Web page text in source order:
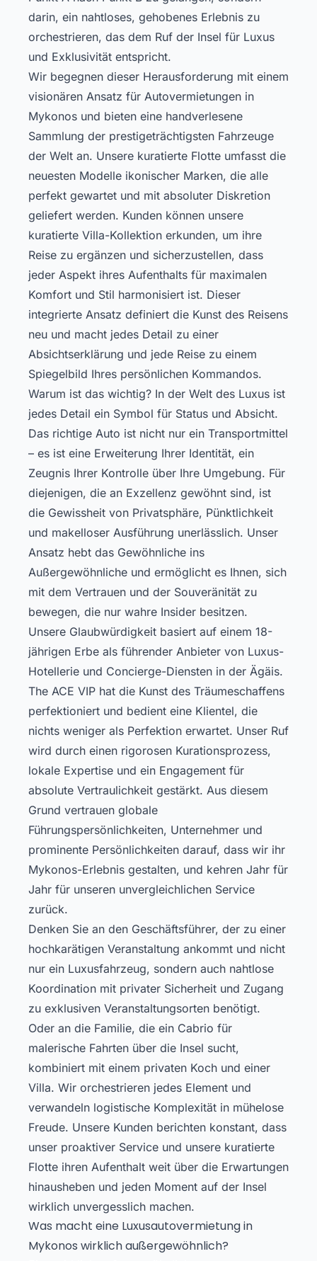
darin, ein nahtloses, gehobenes Erlebnis zu
orchestrieren, das dem Ruf der Insel für Luxus
und Exklusivität entspricht.
Wir begegnen dieser Herausforderung mit einem
visionären Ansatz für Autovermietungen in
Mykonos und bieten eine handverlesene
Sammlung der prestigeträchtigsten Fahrzeuge
der Welt an. Unsere kuratierte Flotte umfasst die
neuesten Modelle ikonischer Marken, die alle
perfekt gewartet und mit absoluter Diskretion
geliefert werden. Kunden können unsere
kuratierte Villa-Kollektion erkunden, um ihre
Reise zu ergänzen und sicherzustellen, dass
jeder Aspekt ihres Aufenthalts für maximalen
Komfort und Stil harmonisiert ist. Dieser
integrierte Ansatz definiert die Kunst des Reisens
neu und macht jedes Detail zu einer
Absichtserklärung und jede Reise zu einem
Spiegelbild Ihres persönlichen Kommandos.
Warum ist das wichtig? In der Welt des Luxus ist
jedes Detail ein Symbol für Status und Absicht.
Das richtige Auto ist nicht nur ein Transportmittel
– es ist eine Erweiterung Ihrer Identität, ein
Zeugnis Ihrer Kontrolle über Ihre Umgebung. Für
diejenigen, die an Exzellenz gewöhnt sind, ist
die Gewissheit von Privatsphäre, Pünktlichkeit
und makelloser Ausführung unerlässlich. Unser
Ansatz hebt das Gewöhnliche ins
Außergewöhnliche und ermöglicht es Ihnen, sich
mit dem Vertrauen und der Souveränität zu
bewegen, die nur wahre Insider besitzen.
Unsere Glaubwürdigkeit basiert auf einem 18-
jährigen Erbe als führender Anbieter von Luxus-
Hotellerie und Concierge-Diensten in der Ägäis.
The ACE VIP hat die Kunst des Träumeschaffens
perfektioniert und bedient eine Klientel, die
nichts weniger als Perfektion erwartet. Unser Ruf
wird durch einen rigorosen Kurationsprozess,
lokale Expertise und ein Engagement für
absolute Vertraulichkeit gestärkt. Aus diesem
Grund vertrauen globale
Führungspersönlichkeiten, Unternehmer und
prominente Persönlichkeiten darauf, dass wir ihr
Mykonos-Erlebnis gestalten, und kehren Jahr für
Jahr für unseren unvergleichlichen Service
zurück.
Denken Sie an den Geschäftsführer, der zu einer
hochkarätigen Veranstaltung ankommt und nicht
nur ein Luxusfahrzeug, sondern auch nahtlose
Koordination mit privater Sicherheit und Zugang
zu exklusiven Veranstaltungsorten benötigt.
Oder an die Familie, die ein Cabrio für
malerische Fahrten über die Insel sucht,
kombiniert mit einem privaten Koch und einer
Villa. Wir orchestrieren jedes Element und
verwandeln logistische Komplexität in mühelose
Freude. Unsere Kunden berichten konstant, dass
unser proaktiver Service und unsere kuratierte
Flotte ihren Aufenthalt weit über die Erwartungen
hinausheben und jeden Moment auf der Insel
wirklich unvergesslich machen.
Was macht eine Luxusautovermietung in
Mykonos wirklich außergewöhnlich?